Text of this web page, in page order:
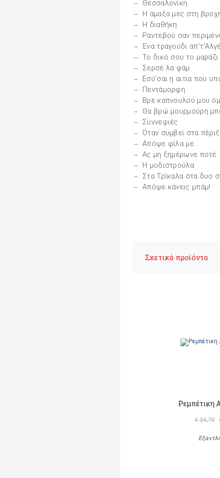
Θεσσαλονίκη
Η άμαξα μες στη
Η διαθήκη
Ραντεβού σαν
Ένα τραγούδι
Το δικό σου το μαράζι
Σερσέ λα φάμ
Εσύ'σαι η αιτία που
Πεντάμορφη
Βρε καπνουλού μου
Θα βρώ μουρμούρη
Συννεφιές
Όταν συμβεί στα πέριξ
Απόψε φίλα με
Ας μη ξημέρωνε ποτέ
Η μοδιστρούλα
Στα Τρίκαλα στα δυο
Απόψε κάνεις μπάμ!
Σχετικά προϊόντα
Ρεμπέτικη
€ 34,70